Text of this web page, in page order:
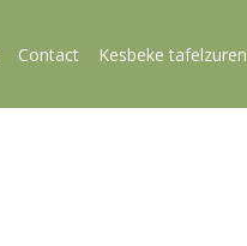
Contact Kesbeke tafelzuren